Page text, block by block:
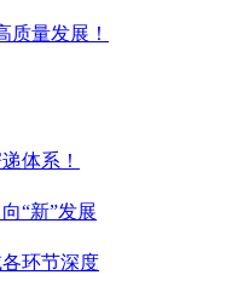
质量发展！
体系！
“新”发展
环节深度